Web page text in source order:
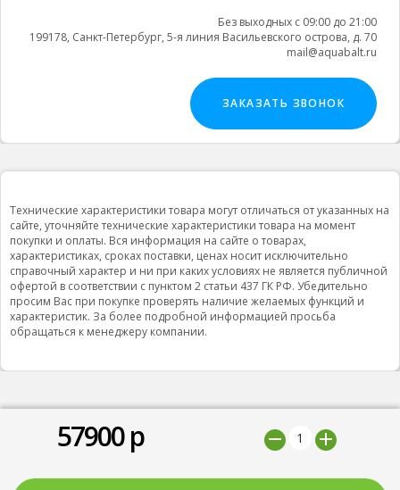
57900р
Без выходных с 09:00 до 21:00
199178, Санкт-Петербург, 5-я линия Васильевского острова, д. 70
mail@aquabalt.ru
ЗАКАЗАТЬ ЗВОНОК
Технические характеристики товара могут отличаться от указанных на
сайте, уточняйте технические характеристики товара на момент
покупки и оплаты. Вся информация на сайте о товарах,
характеристиках, сроках поставки, ценах носит исключительно
справочный характер и ни при каких условиях не является публичной
офертой в соответствии с пунктом 2 статьи 437 ГК РФ. Убедительно
просим Вас при покупке проверять наличие желаемых функций и
характеристик. За более подробной информацией просьба
обращаться к менеджеру компании.
© 2019 ООО "Природная вода”, Все права защищены
Мы принимаем